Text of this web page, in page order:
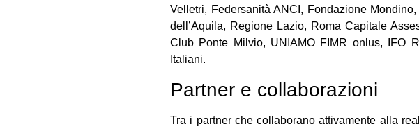
Velletri, Federsanità ANCI, Fondazione
dell’Aquila, Regione Lazio, Roma Capitale
Club Ponte Milvio, UNIAMO FIMR onlus, IFO
Italiani.
Partner e collaborazioni
Tra i partner che collaborano attivamente alla